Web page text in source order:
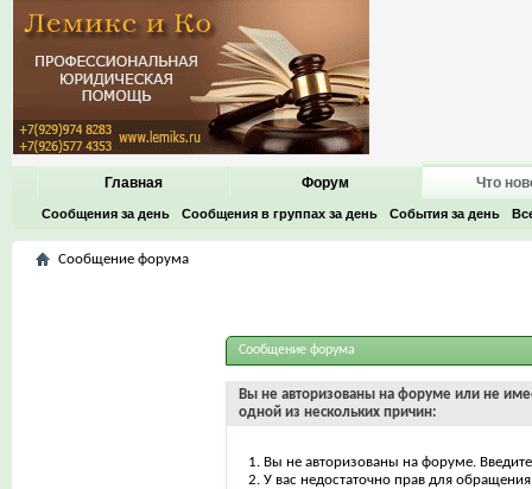
Главная Форум Что
Сообщения за день Сообщения в группах за день События за день
Сообщение форума
Сообщение форума
Вы не авторизованы на форуме или не
одной из нескольких причин:
Вы не авторизованы на форуме.
У вас недостаточно прав для